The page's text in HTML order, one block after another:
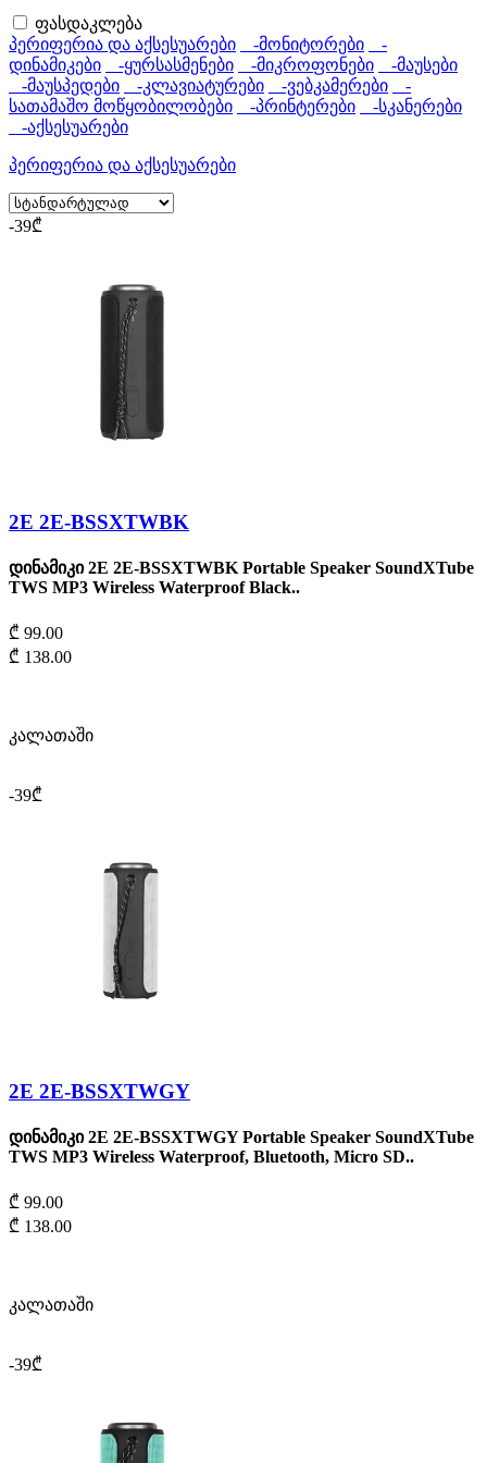
ფასდაკლება
პერიფერია და აქსესუარები
-მონიტორები
-
დინამიკები
-ყურსასმენები -მიკროფონები
-მაუსები
-მაუსპედები
-კლავიატურები -ვებკამერები
-
სათამაშო მოწყობილობები
-პრინტერები
-სკანერები
-აქსესუარები
პერიფერია და აქსესუარები
-39₾
2Е 2E-BSSXTWBK
დინამიკი 2Е 2E-BSSXTWBK Portable Speaker SoundXTube
TWS MP3 Wireless Waterproof Black..
₾ 99.00
₾ 138.00
კალათაში
-39₾
2Е 2E-BSSXTWGY
დინამიკი 2Е 2E-BSSXTWGY Portable Speaker SoundXTube
TWS MP3 Wireless Waterproof, Bluetooth, Micro SD..
₾ 99.00
₾ 138.00
კალათაში
-39₾